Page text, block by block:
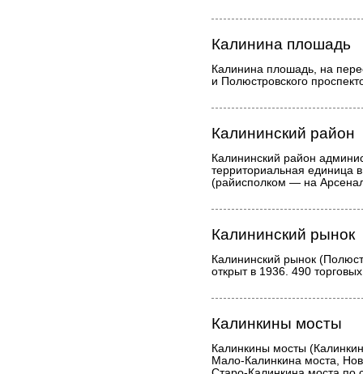
Калинина плошадь
Калинина плошадь, на
и Полюстровского
Калининский район
Калининский район
территориальная единица
(райисполком — на
Калининский рынок
Калининский рынок
открыт в 1936. 490
Калинкины мосты
Калинкины мосты
Мало-Калинкина моста,